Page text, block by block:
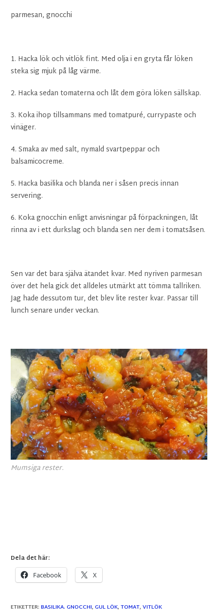
parmesan, gnocchi
1. Hacka lök och vitlök fint. Med olja i en gryta får löken
steka sig mjuk på låg värme.
2. Hacka sedan tomaterna och låt dem göra löken sällskap.
3. Koka ihop tillsammans med tomatpuré, currypaste och
vinäger.
4. Smaka av med salt, nymald svartpeppar och
balsamicocreme.
5. Hacka basilika och blanda ner i såsen precis innan
servering.
6. Koka gnocchin enligt anvisningar på förpackningen, låt
rinna av i ett durkslag och blanda sen ner dem i tomatsåsen.
Sen var det bara själva ätandet kvar. Med nyriven parmesan
över det hela gick det alldeles utmärkt att tömma tallriken.
Jag hade dessutom tur, det blev lite rester kvar. Passar till
lunch senare under veckan.
Mumsiga rester.
Dela det här:
Facebook X
ETIKETTER:BASILIKA. GNOCCHI, GUL LÖK, TOMAT, VITLÖK